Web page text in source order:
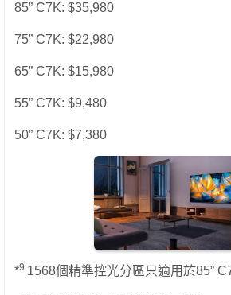
85” C7K: $35,980
75” C7K: $22,980
65” C7K: $15,980
55” C7K: $9,480
50” C7K: $7,380
*9 1568個精準控光分區只適用於85”